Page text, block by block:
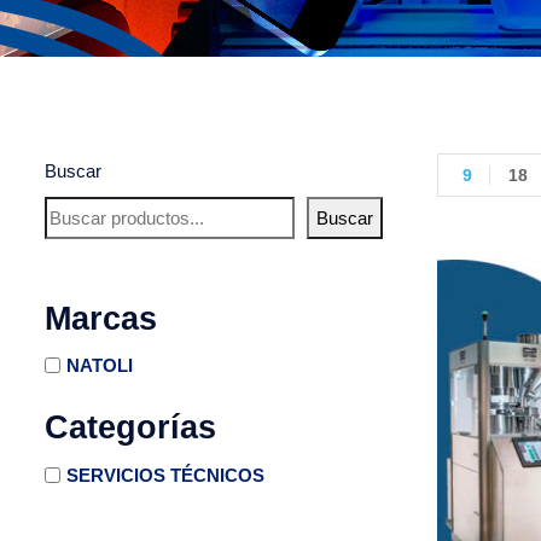
Buscar
Buscar
Marcas
NATOLI
Categorías
SERVICIOS TÉCNICOS
9 18